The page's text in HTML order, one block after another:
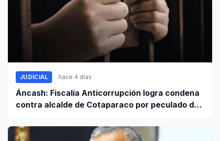
JUDICIAL hace 4 días
Áncash: Fiscalía Anticorrupción logra condena
contra alcalde de Cotaparaco por peculado de